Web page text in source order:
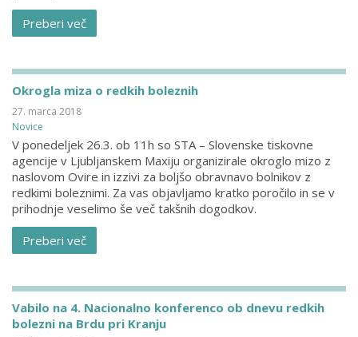
Preberi več
Okrogla miza o redkih boleznih
27. marca 2018
Novice
V ponedeljek 26.3. ob 11h so STA – Slovenske tiskovne
agencije v Ljubljanskem Maxiju organizirale okroglo mizo z
naslovom Ovire in izzivi za boljšo obravnavo bolnikov z
redkimi boleznimi. Za vas objavljamo kratko poročilo in se v
prihodnje veselimo še več takšnih dogodkov.
Preberi več
Vabilo na 4. Nacionalno konferenco ob dnevu redkih
bolezni na Brdu pri Kranju